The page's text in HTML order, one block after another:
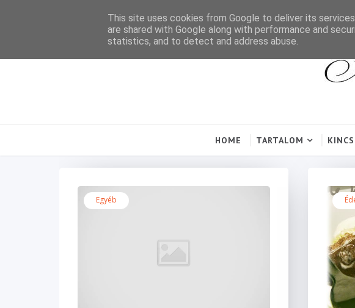
HOME TARTALOM
Egyéb
This site uses cookies from Google to deliver its
are shared with Google along with performance and
statistics, and to detect and address abuse.